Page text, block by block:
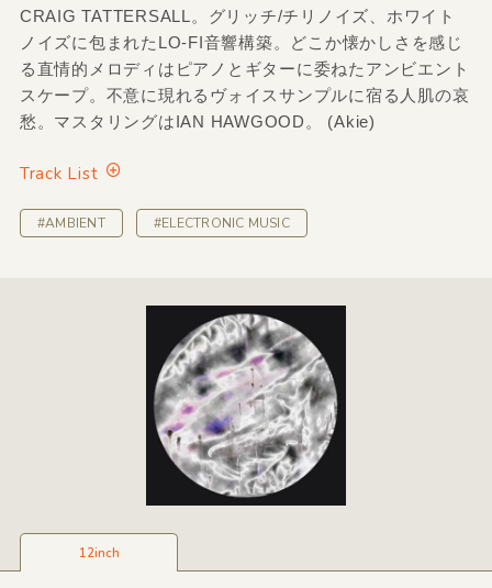
CRAIG TATTERSALL。グリッチ/チリノイズ、ホワイト
ノイズに包まれたLO-FI音響構築。どこか懐かしさを感じ
る直情的メロディはピアノとギターに委ねたアンビエント
スケープ。不意に現れるヴォイスサンプルに宿る人肌の哀
愁。マスタリングはIAN HAWGOOD。 (Akie)
Track List
#AMBIENT #ELECTRONIC MUSIC
12inch